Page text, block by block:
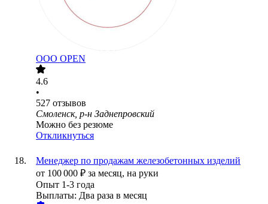
ООО OPEN
4.6
•
527 отзывов
Смоленск, р-н Заднепровский
Можно без резюме
Откликнуться
Менеджер по продажам железобетонных изделий
от 100 000 ₽ за месяц, на руки
Опыт 1-3 года
Выплаты: Два раза в месяц